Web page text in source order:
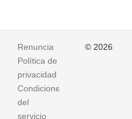
Renuncia
Política de
privacidad
Condiciones
del
servicio
© 2026